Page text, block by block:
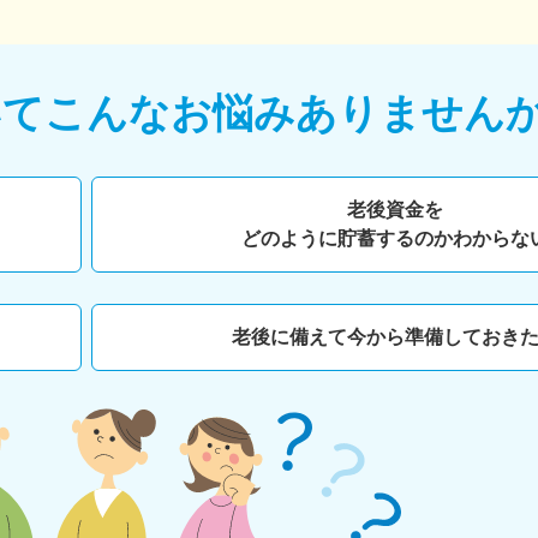
こんなお悩みありません
老後資金を
どのように貯蓄するのかわからな
老後に備えて今から準備しておき